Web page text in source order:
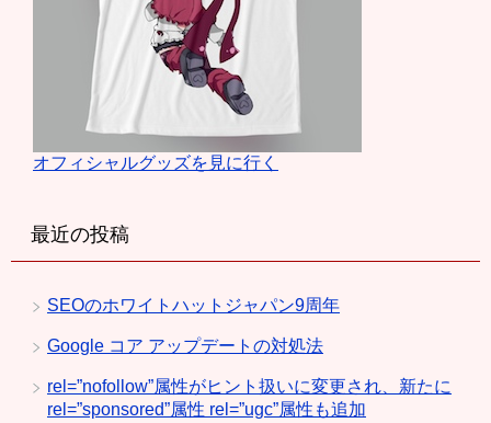
オフィシャルグッズを見に行く
最近の投稿
SEOのホワイトハットジャパン9周年
Google コア アップデートの対処法
rel=”nofollow”属性がヒント扱いに変更され、新たに
rel=”sponsored”属性 rel=”ugc”属性も追加